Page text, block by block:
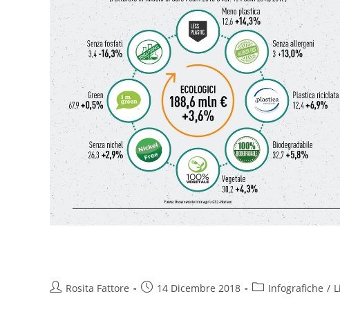
Rosita Fattore 14 Dicembre 2018 Infografiche /